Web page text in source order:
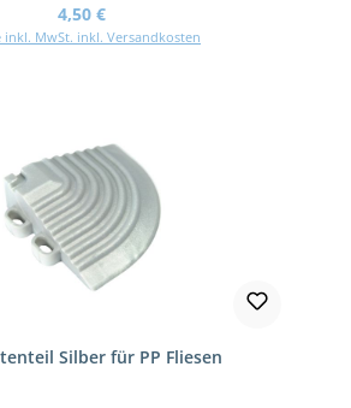
Regulärer Preis:
4,50 €
inkl. MwSt. inkl. Versandkosten
Silber für PP Fliesen